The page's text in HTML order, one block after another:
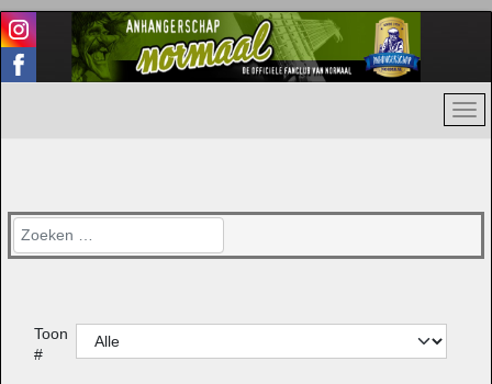
Zoeken
Toon
#